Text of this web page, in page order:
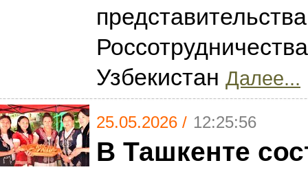
представительства
Узбекистан Далее...
25.05.2026 / 12:25:56
В Ташкенте